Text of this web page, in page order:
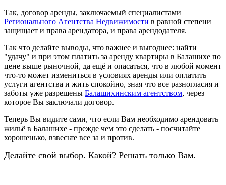
Так, договор аренды, заключаемый специалистами
Регионального Агентства Недвижимости в равной степени
защищает и права арендатора, и права арендодателя.
Так что делайте выводы, что важнее и выгоднее: найти
"удачу" и при этом платить за аренду квартиры в Балашихе по
цене выше рыночной, да ещё и опасаться, что в любой момент
что-то может измениться в условиях аренды или оплатить
услуги агентства и жить спокойно, зная что все разногласия и
заботы уже разрешены Балашихинским агентством, через
которое Вы заключали договор.
Теперь Вы видите сами, что если Вам необходимо арендовать
жильё в Балашихе - прежде чем это сделать - посчитайте
хорошенько, взвесьте все за и против.
Делайте свой выбор. Какой? Решать только Вам.